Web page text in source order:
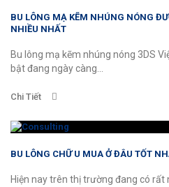
BU LÔNG MẠ KẼM NHÚNG NÓNG
NHIỀU NHẤT
Bu lông mạ kẽm nhúng nóng 3DS
bật đang ngày càng...
Chi Tiết
BU LÔNG CHỮ U MUA Ở ĐÂU TỐT
Hiện nay trên thị trường đang có rất